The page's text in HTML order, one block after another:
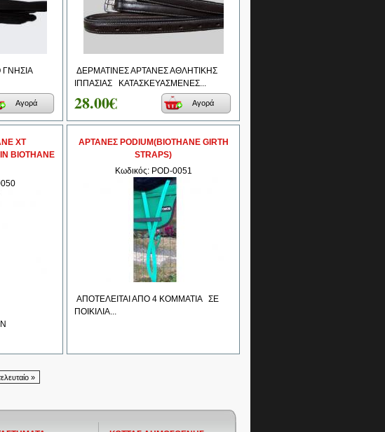
Αγορά
ΔΕΡΜΑΤΙΝΕΣ ΑΡΤΑΝΕΣ ΑΘΛΗΤΙΚΗΣ
ΙΠΠΑΣΙΑΣ ΚΑΤΑΣΚΕΥΑΣΜΕΝΕΣ...
28.00€ Αγορά
XT
ΙΝ ΒΙΟΤΗΑΝΕ
ΑΡΤΑΝΕΣ PODIUM(BIOTHANE GIRTH
STRAPS)
Κωδικός: POD-0051
ΑΠΟΤΕΛΕΙΤΑΙ ΑΠΟ 4 ΚΟΜΜΑΤΙΑ ΣΕ
ΠΟΙΚΙΛΙΑ...
»